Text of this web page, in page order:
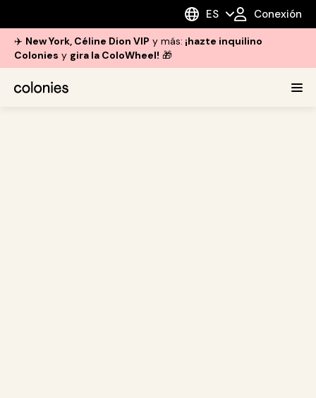
ES Conexión
✈️ New York, Céline Dion VIP y más: ¡hazte inquilino
Colonies y gira la ColoWheel! 🎁